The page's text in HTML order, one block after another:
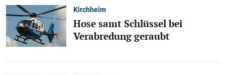
Kirchheim
Hose samt Schlüssel bei
Verabredung geraubt